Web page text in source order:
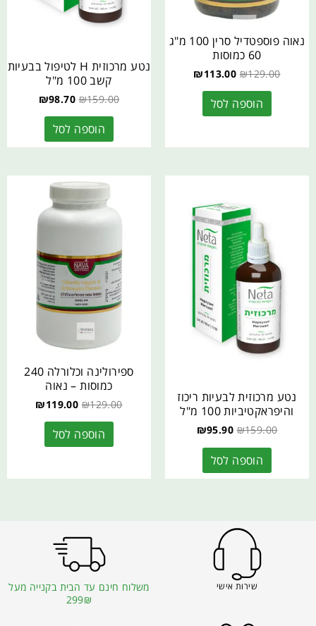
נאוה פוספטדיל סרין 100 מ"ג
60 כמוסות
₪129.00
₪113.00
הוספה לסל
נטע מרכוזית H לטיפול בבעיות
קשב 100 מ"ל
₪159.00
₪98.70
הוספה לסל
נטע מרכוזית לבעיות ריכוז
והיפראקטיביות 100 מ"ל
₪159.00
₪95.90
הוספה לסל
ספירולינה וכלורלה 240
כמוסות – נאוה
₪129.00
₪119.00
הוספה לסל
שירות אישי
משלוח חינם עד הבית בקנייה מעל
299₪